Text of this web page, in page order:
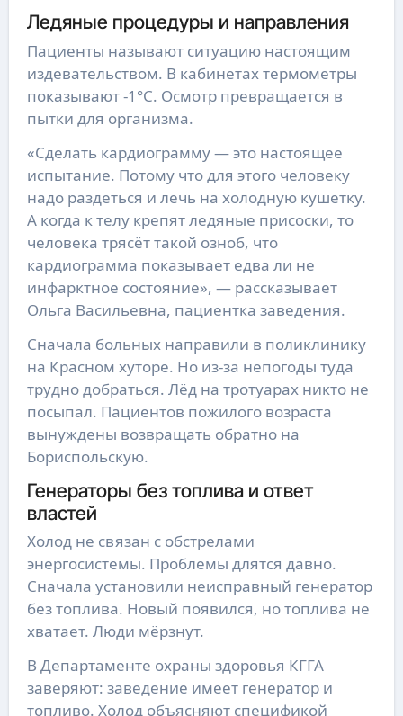
Ледяные процедуры и направления
Пациенты называют ситуацию настоящим
издевательством. В кабинетах термометры
показывают -1°C. Осмотр превращается в
пытки для организма.
«Сделать кардиограмму — это настоящее
испытание. Потому что для этого человеку
надо раздеться и лечь на холодную кушетку.
А когда к телу крепят ледяные присоски, то
человека трясёт такой озноб, что
кардиограмма показывает едва ли не
инфарктное состояние», — рассказывает
Ольга Васильевна, пациентка заведения.
Сначала больных направили в поликлинику
на Красном хуторе. Но из-за непогоды туда
трудно добраться. Лёд на тротуарах никто не
посыпал. Пациентов пожилого возраста
вынуждены возвращать обратно на
Бориспольскую.
Генераторы без топлива и ответ
властей
Холод не связан с обстрелами
энергосистемы. Проблемы длятся давно.
Сначала установили неисправный генератор
без топлива. Новый появился, но топлива не
хватает. Люди мёрзнут.
В Департаменте охраны здоровья КГГА
заверяют: заведение имеет генератор и
топливо. Холод объясняют спецификой